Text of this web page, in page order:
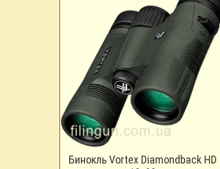
Бинокль Vortex Diamondback HD